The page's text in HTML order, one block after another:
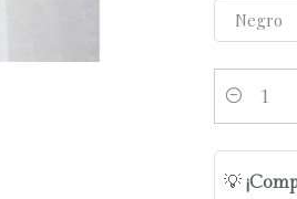
Negro
Cantidad
💡